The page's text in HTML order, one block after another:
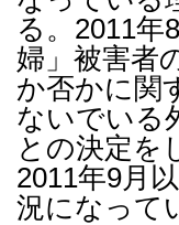
る。2011年
婦」被害者
か否かに関
ないでいる
との決定を
2011年9月
況になって